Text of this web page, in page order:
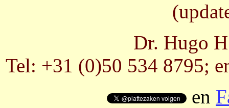
Dr. Hugo
Tel: +31 (0)50 534 8795;
en